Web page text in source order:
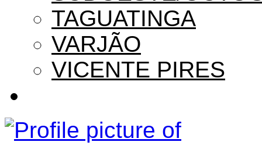
TAGUATINGA
VARJÃO
VICENTE PIRES